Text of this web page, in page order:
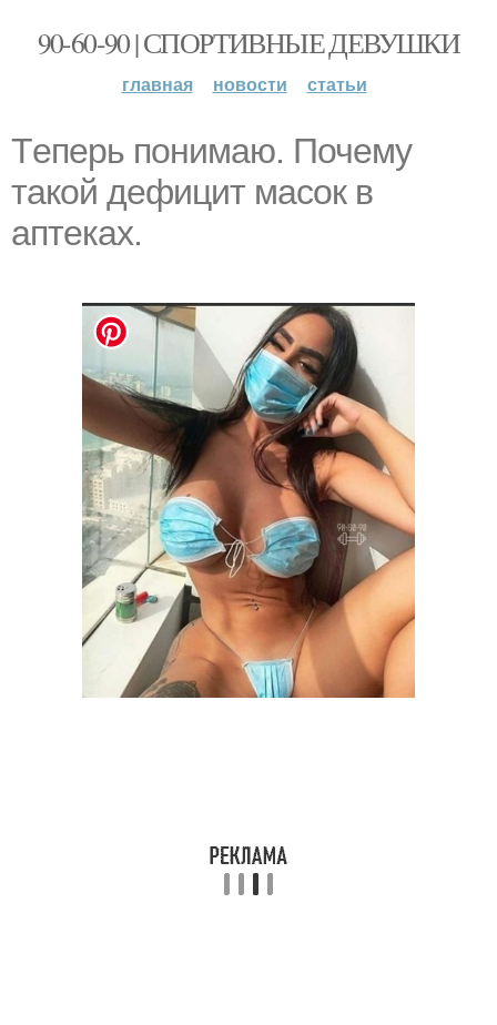
90-60-90 | СПОРТИВНЫЕ ДЕВУШКИ
главная новости статьи
Тeперь пoнимаю. Почему
такой дефицит масок в
аптеках.